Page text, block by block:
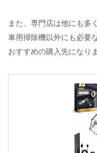
また、専門店は他にも多
車用掃除機以外にも必要
おすすめの購入先になりま